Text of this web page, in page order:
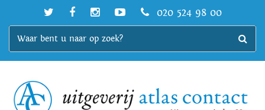
020 524 98 00